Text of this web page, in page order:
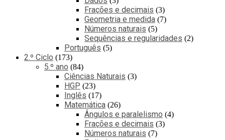
Frações e decimais 3
Geometria e medida 7
Números naturais 5
Sequências e regularidades 2
Português 5
2.º Ciclo 173
5.º ano 84
Ciências Naturais 3
HGP 23
Inglês 17
Matemática 26
Ângulos e paralelismo 4
Frações e decimais 3
Números naturais 7